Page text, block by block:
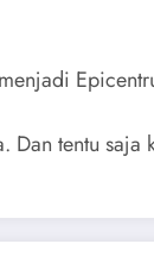
Dan tentu saja